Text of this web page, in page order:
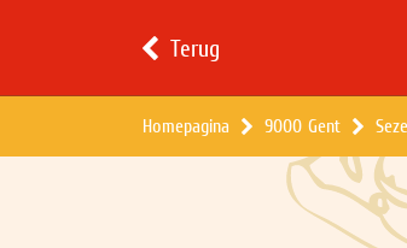
Terug
Homepagina 9000 Gent